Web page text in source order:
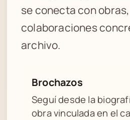
se conecta con
colaboraciones
archivo.
Brochazos
Seguí desde la
obra vinculada en el